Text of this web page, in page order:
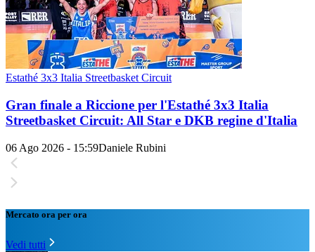
Estathé 3x3 Italia Streetbasket Circuit
Gran finale a Riccione per l'Estathé 3x3 Italia
Streetbasket Circuit: All Star e DKB regine d'Italia
06 Ago 2026 - 15:59Daniele Rubini
Mercato ora per ora
Vedi tutti